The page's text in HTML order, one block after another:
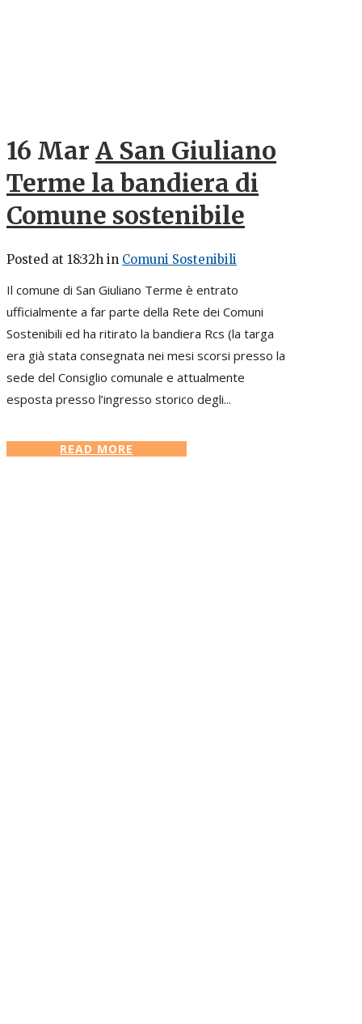
16 Mar A San Giuliano
Terme la bandiera di
Comune sostenibile
Posted at 18:32h in Comuni Sostenibili
Il comune di San Giuliano Terme è entrato
ufficialmente a far parte della Rete dei Comuni
Sostenibili ed ha ritirato la bandiera Rcs (la targa
era già stata consegnata nei mesi scorsi presso la
sede del Consiglio comunale e attualmente
esposta presso l’ingresso storico degli...
READ MORE